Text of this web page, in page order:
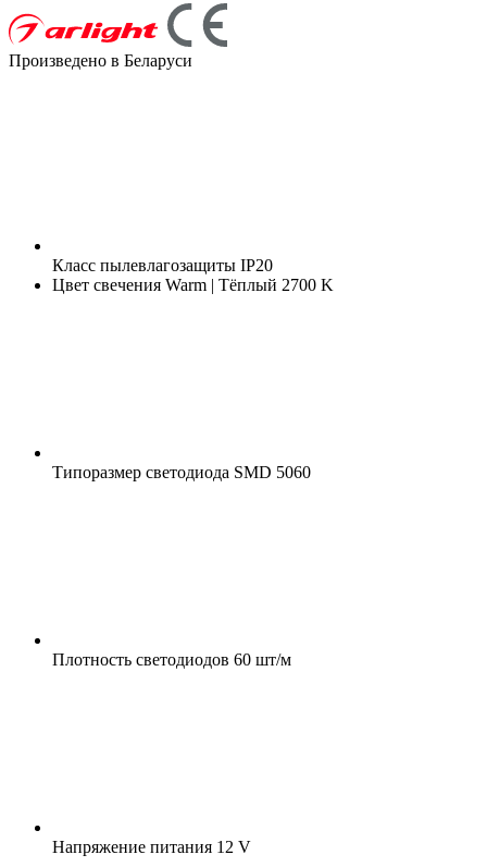
Произведено в Беларуси
Класс пылевлагозащиты IP20
Цвет свечения Warm | Тёплый 2700 K
Типоразмер светодиода SMD 5060
Плотность светодиодов 60 шт/м
Напряжение питания 12 V